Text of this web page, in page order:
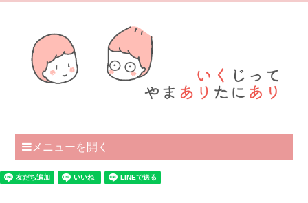
メニューを開く